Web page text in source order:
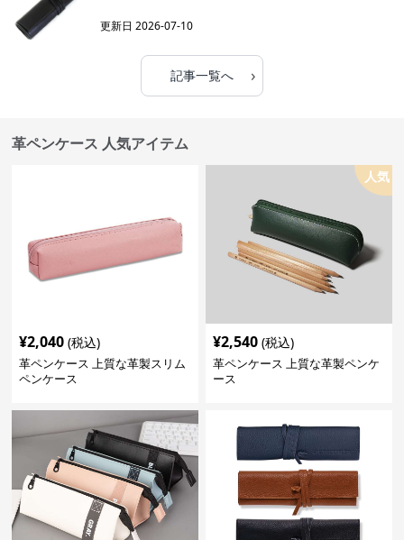
更新日2026-07-10
記事一覧へ ›
革ペンケース 人気アイテム
¥2,040 (税込)
革ペンケース 上質な革製スリム
ペンケース
人気
¥2,540 (税込)
革ペンケース 上質な革製ペンケ
ース